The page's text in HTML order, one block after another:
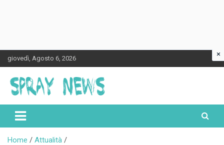
Skip
to
content
giovedì, Agosto 6, 2026
Spraynews.it
Home
Attualità
×